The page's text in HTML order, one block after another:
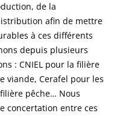
de la
afin de mettre
à ces différents
depuis plusieurs
: CNIEL pour la filière
viande, Cerafel pour les
pêche… Nous
concertation entre ces